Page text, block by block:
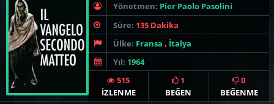
Yönetmen: Pier Paolo Pasolini
Süre: 135 Dakika
Ülke: Fransa , İtalya
Yıl: 1964
515
İZLENME
1
BEĞEN
0
BEĞENME